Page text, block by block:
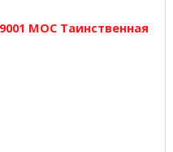
MOC Таинственная